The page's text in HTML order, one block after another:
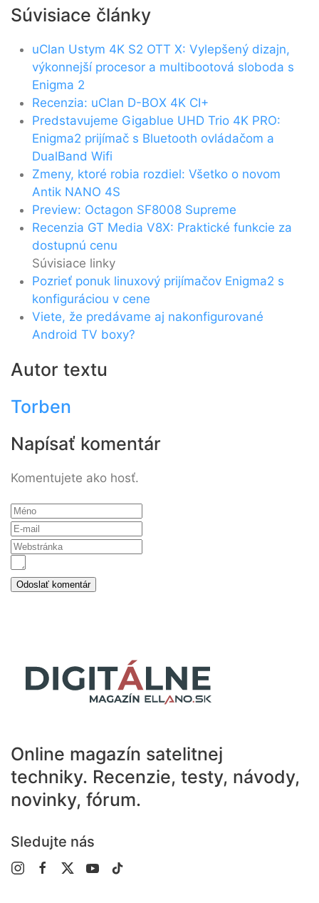
Súvisiace články
uClan Ustym 4K S2 OTT X: Vylepšený dizajn,
výkonnejší procesor a multibootová sloboda s
Enigma 2
Recenzia: uClan D-BOX 4K CI+
Predstavujeme Gigablue UHD Trio 4K PRO:
Enigma2 prijímač s Bluetooth ovládačom a
DualBand Wifi
Zmeny, ktoré robia rozdiel: Všetko o novom
Antik NANO 4S
Preview: Octagon SF8008 Supreme
Recenzia GT Media V8X: Praktické funkcie za
dostupnú cenu
Súvisiace linky
Pozrieť ponuk linuxový prijímačov Enigma2 s
konfiguráciou v cene
Viete, že predávame aj nakonfigurované
Android TV boxy?
Autor textu
Torben
Napísať komentár
Komentujete ako hosť.
Online magazín satelitnej
techniky. Recenzie, testy, návody,
novinky, fórum.
Sledujte nás